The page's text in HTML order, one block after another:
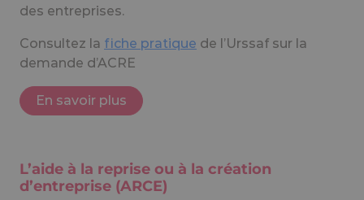
des entreprises.
Consultez la fiche pratique de l’Urssaf sur la
demande d’ACRE
En savoir plus
L’aide à la reprise ou à la création
d’entreprise (ARCE)